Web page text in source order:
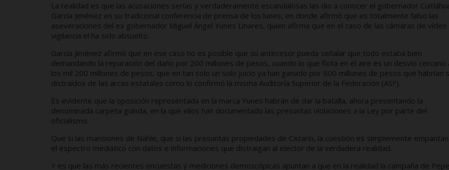
La realidad es que las acusaciones serías y verdaderamente escandalosas las dio a conocer el gobernador
García Jiménez en su tradicional conferencia de prensa de los lunes, en donde afirmó que es totalmente falso las
aseveraciones del ex gobernador Miguel Ángel Yunes Linares, quien afirma que en el caso de las cámaras de vídeo
vigilancia el ha sido absuelto.
García Jiménez afirmó que en ese caso no es posible que su antecesor pueda señalar que todo estaba bien
demandando la reparación del daño por 200 millones de pesos, cuando lo que flota en el aire es un desvío cercano
los mil 200 millones de pesos, que en tan solo un solo juicio ya han ganado por 600 millones de pesos que habrían
distraídos de las arcas estatales como lo confirmó la misma Auditoría Superior de la Federación (ASF).
Es evidente que la oposición representada en la marca Yunes habrán de dar la batalla, ahora presentando la
denominada carpeta guinda, en la que ellos han documentado las presuntas violaciones a la Ley por parte del
oficialismo.
Que si las mansiones de Nahle, que si las presuntas propiedades de Cazarín, la cuestión es simplemente
el espectro mediático con datos e informaciones que distraigan al elector de la verdadera realidad.
Y es que las más recientes encuestas y mediciones demoscópicas apuntan a que en la realidad la campaña de Pepe